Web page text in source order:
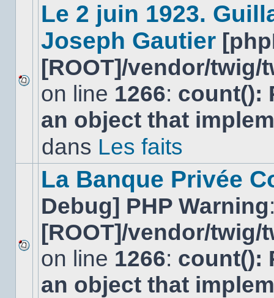
Aucun
nouveau
message
non-
dans
Le 2 juin 1923.
Joseph Gautier
[ROOT]/vendor/
on line 1266: count():
an object that
dans Les faits
Aucun
nouveau
message
non-
La Banque Privée
Debug] PHP Warning
[ROOT]/vendor/
on line 1266: count():
an object that